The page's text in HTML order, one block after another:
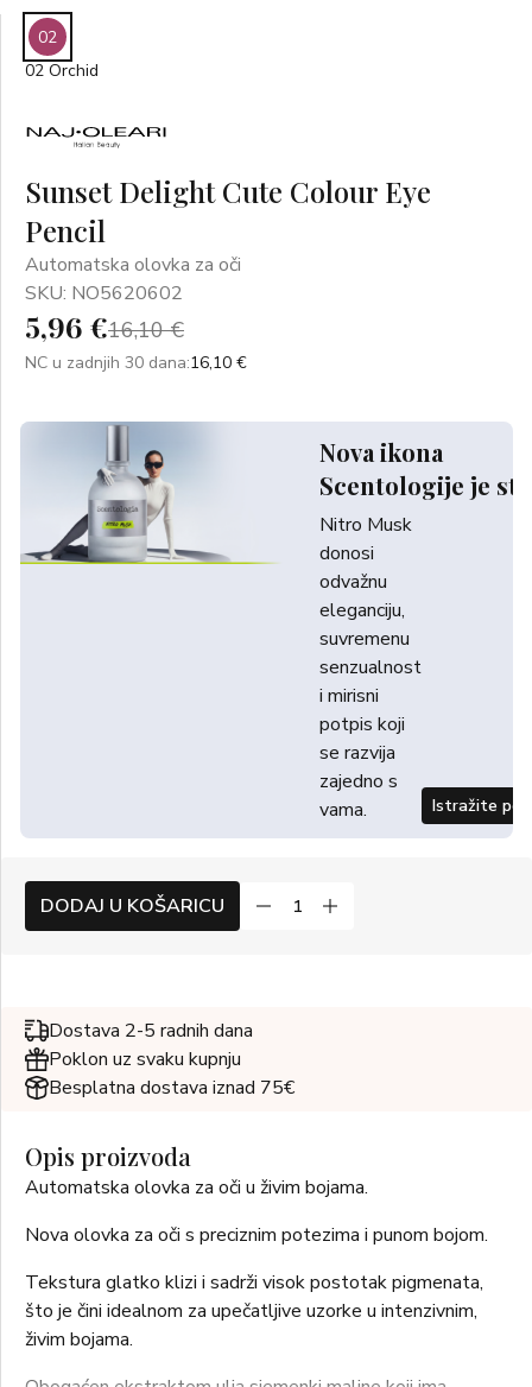
Sunset Delight Cute Colour Eye
Pencil
Automatska olovka za oči
SKU: NO5620602
5,96 €16,10 €
NC u zadnjih 30 dana:16,10 €
Nova ikona
Scentologije je
Nitro Musk
donosi
odvažnu
eleganciju,
suvremenu
senzualnost
i mirisni
potpis koji
se razvija
zajedno s
vama.
Istražite
02
02 Orchid
DODAJ U KOŠARICU
Dostava 2-5 radnih dana
Poklon uz svaku kupnju
Besplatna dostava iznad 75€
Opis proizvoda
Automatska olovka za oči u živim bojama.
Nova olovka za oči s preciznim potezima i punom bojom.
Tekstura glatko klizi i sadrži visok postotak pigmenata,
što je čini idealnom za upečatljive uzorke u intenzivnim,
živim bojama.